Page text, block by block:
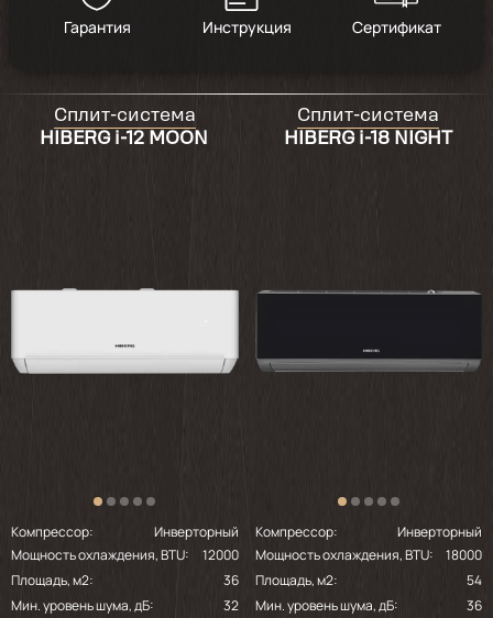
Гарантия Инструкция Сертификат
Сплит-система
HIBERG i-12 MOON
Компрессор:
Инверторный
Мощность охлаждения, BTU:
12000
Площадь, м2:
36
Мин. уровень шума, дБ:
32
Сплит-система
HIBERG i-18 NIGHT
Компрессор:
Инверторный
Мощность охлаждения, BTU:
18000
Площадь, м2:
54
Мин. уровень шума, дБ:
36